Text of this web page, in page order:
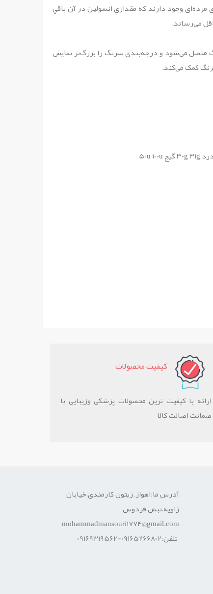
وجود دارند که مقداري انسولين در آن باقي
می‏‌رساند.
متصل می‌شود و درجه‏‌بندی سرنگ را بزرگ‏‌تر نمایش
کمک می‏‌کند.
کيفيت محصولات
ارائه با کیفیت ترین محصولات پزشکی وزیبایی با
ضمانت اصالت کالا
آدرس ما:اهواز, زیتون کارمندی،خیابان
زاویه،نبش فردوس
mohammadmansouri1774@gmail.com
تلفن:09165266802-09169319562